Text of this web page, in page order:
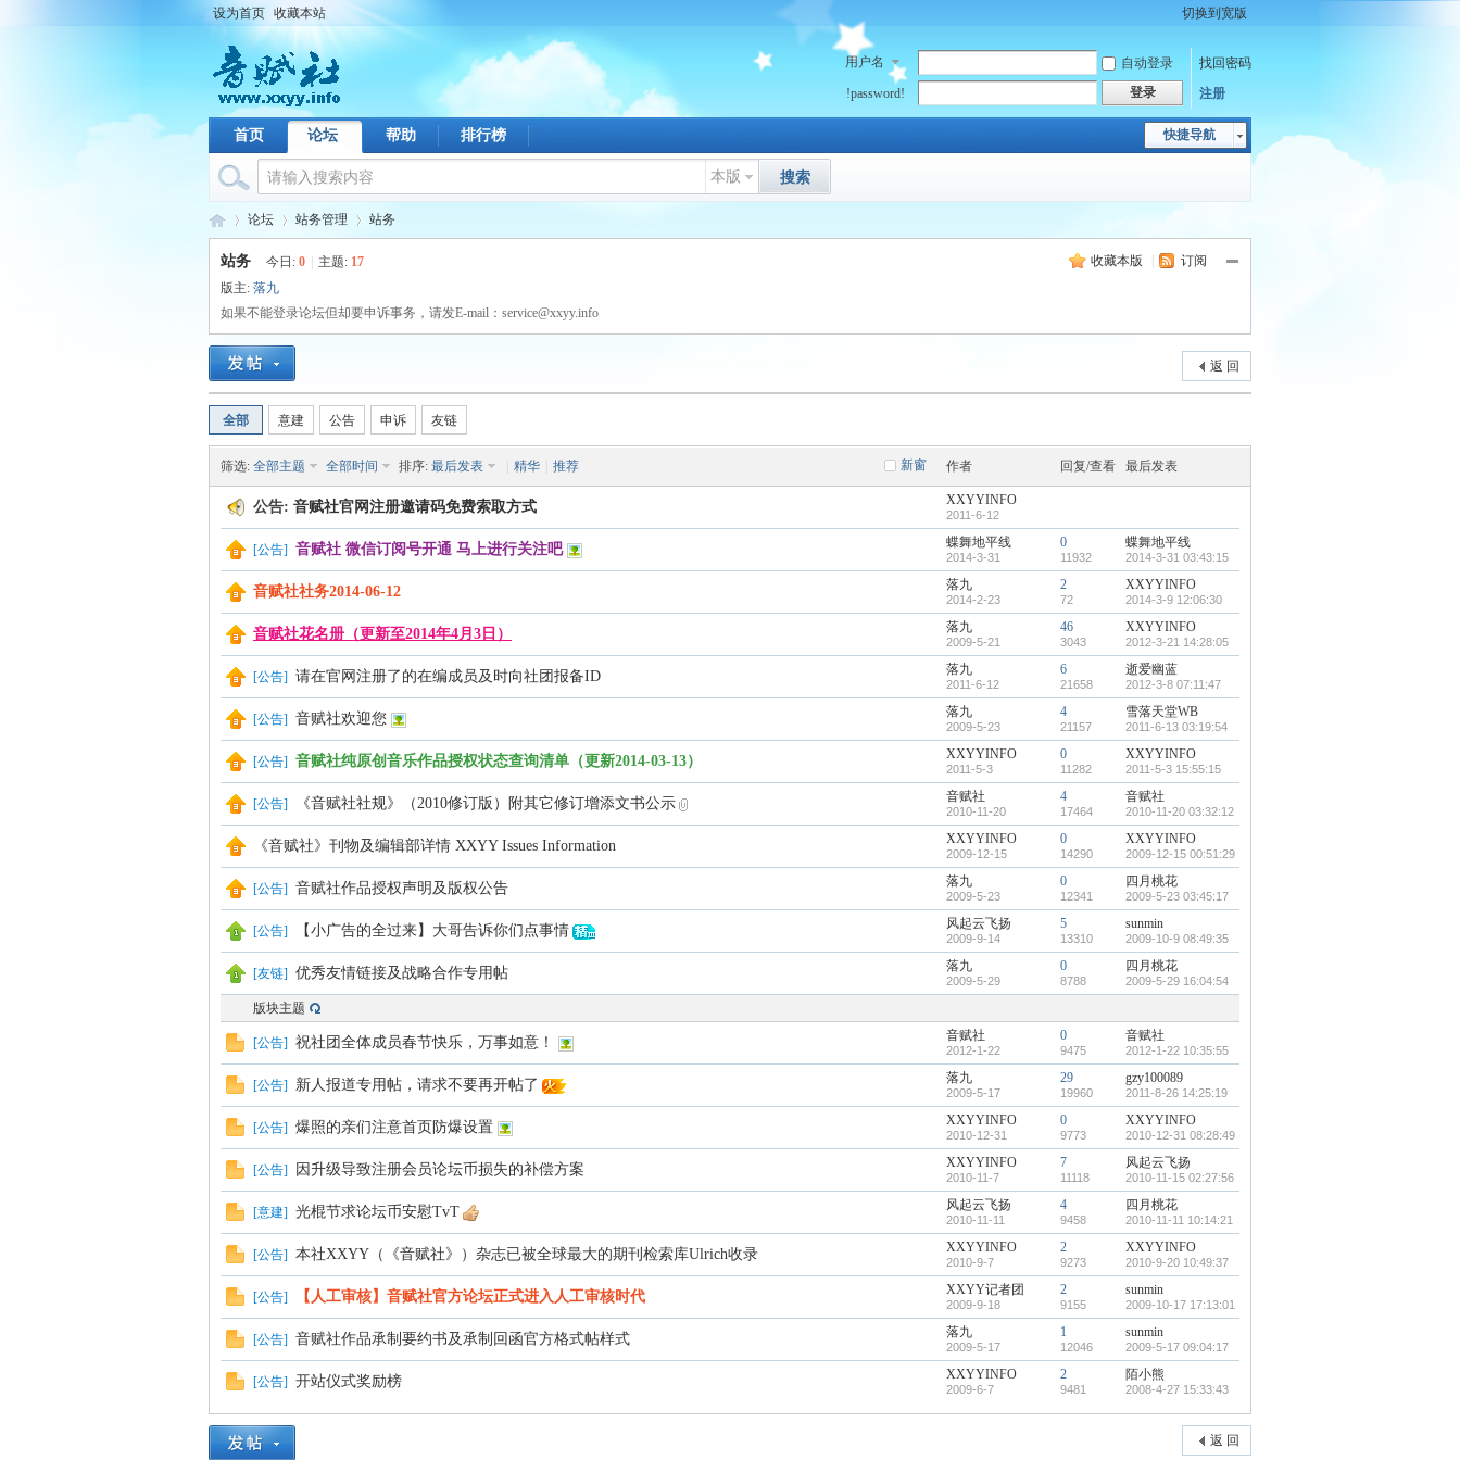
设为首页 收藏本站 切换到宽版
用户名 自动登录
找回密码
!password!
登录 注册
快捷导航
首页 论坛 帮助 排行榜
本版 搜索
音
赋
›
论坛
›
站务管理
›
站务
收藏本版 订阅
站务 今日: 0 主题: 17
版主: 落九
如果不能登录论坛但却要申诉事务，请发E-mail：service@xxyy.info
返 回
全部 意建 公告 申诉 友链
新窗
筛选: 全部主题 全部时间 排序: 最后发表 精华 推荐 作者 回复/查看 最后发表
公告: 音赋社官网注册邀请码免费索取方式 XXYYINFO
2011-6-12
[公告] 音赋社 微信订阅号开通 马上进行关注吧 蝶舞地平线
2014-3-31
0
11932
蝶舞地平线
2014-3-31 03:43:15
音赋社社务2014-06-12 落九
2014-2-23
2
72
XXYYINFO
2014-3-9 12:06:30
音赋社花名册（更新至2014年4月3日） 落九
2009-5-21
46
3043
XXYYINFO
2012-3-21 14:28:05
[公告] 请在官网注册了的在编成员及时向社团报备ID 落九
2011-6-12
6
21658
逝爱幽蓝
2012-3-8 07:11:47
[公告] 音赋社欢迎您 落九
2009-5-23
4
21157
雪落天堂WB
2011-6-13 03:19:54
[公告] 音赋社纯原创音乐作品授权状态查询清单（更新2014-03-13） XXYYINFO
2011-5-3
0
11282
XXYYINFO
2011-5-3 15:55:15
[公告] 《音赋社社规》（2010修订版）附其它修订增添文书公示 音赋社
2010-11-20
4
17464
音赋社
2010-11-20 03:32:12
《音赋社》刊物及编辑部详情 XXYY Issues Information XXYYINFO
2009-12-15
0
14290
XXYYINFO
2009-12-15 00:51:29
[公告] 音赋社作品授权声明及版权公告 落九
2009-5-23
0
12341
四月桃花
2009-5-23 03:45:17
[公告] 【小广告的全过来】大哥告诉你们点事情 风起云飞扬
2009-9-14
5
13310
sunmin
2009-10-9 08:49:35
[友链] 优秀友情链接及战略合作专用帖 落九
2009-5-29
0
8788
四月桃花
2009-5-29 16:04:54
版块主题
[公告] 祝社团全体成员春节快乐，万事如意！ 音赋社
2012-1-22
0
9475
音赋社
2012-1-22 10:35:55
[公告] 新人报道专用帖，请求不要再开帖了 落九
2009-5-17
29
19960
gzy100089
2011-8-26 14:25:19
[公告] 爆照的亲们注意首页防爆设置 XXYYINFO
2010-12-31
0
9773
XXYYINFO
2010-12-31 08:28:49
[公告] 因升级导致注册会员论坛币损失的补偿方案 XXYYINFO
2010-11-7
7
11118
风起云飞扬
2010-11-15 02:27:56
[意建] 光棍节求论坛币安慰TvT 风起云飞扬
2010-11-11
4
9458
四月桃花
2010-11-11 10:14:21
[公告] 本社XXYY（《音赋社》）杂志已被全球最大的期刊检索库Ulrich收录 XXYYINFO
2010-9-7
2
9273
XXYYINFO
2010-9-20 10:49:37
[公告] 【人工审核】音赋社官方论坛正式进入人工审核时代 XXYY记者团
2009-9-18
2
9155
sunmin
2009-10-17 17:13:01
[公告] 音赋社作品承制要约书及承制回函官方格式帖样式 落九
2009-5-17
1
12046
sunmin
2009-5-17 09:04:17
[公告] 开站仪式奖励榜 XXYYINFO
2009-6-7
2
9481
陌小熊
2008-4-27 15:33:43
返 回